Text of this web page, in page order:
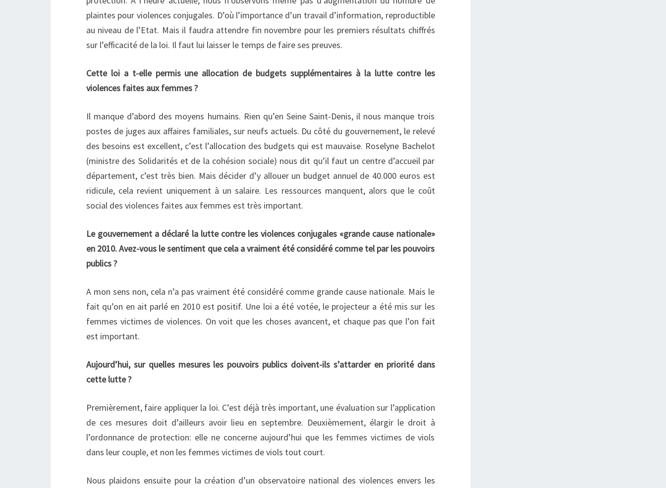
plaintes pour violences conjugales. D’où l’importance d’un travail d’information, reproductible
au niveau de l’Etat. Mais il faudra attendre fin novembre pour les premiers résultats chiffrés
sur l’efficacité de la loi. Il faut lui laisser le temps de faire ses preuves.
Cette loi a t-elle permis une allocation de budgets supplémentaires à la lutte contre les
violences faites aux femmes ?
Il manque d’abord des moyens humains. Rien qu’en Seine Saint-Denis, il nous manque trois
postes de juges aux affaires familiales, sur neufs actuels. Du côté du gouvernement, le relevé
des besoins est excellent, c’est l’allocation des budgets qui est mauvaise. Roselyne Bachelot
(ministre des Solidarités et de la cohésion sociale) nous dit qu’il faut un centre d’accueil par
département, c’est très bien. Mais décider d’y allouer un budget annuel de 40.000 euros est
ridicule, cela revient uniquement à un salaire. Les ressources manquent, alors que le coût
social des violences faites aux femmes est très important.
Le gouvernement a déclaré la lutte contre les violences conjugales «grande cause nationale»
en 2010. Avez-vous le sentiment que cela a vraiment été considéré comme tel par les pouvoirs
publics ?
A mon sens non, cela n’a pas vraiment été considéré comme grande cause nationale. Mais le
fait qu’on en ait parlé en 2010 est positif. Une loi a été votée, le projecteur a été mis sur les
femmes victimes de violences. On voit que les choses avancent, et chaque pas que l’on fait
est important.
Aujourd’hui, sur quelles mesures les pouvoirs publics doivent-ils s’attarder en priorité dans
cette lutte ?
Premièrement, faire appliquer la loi. C’est déjà très important, une évaluation sur l’application
de ces mesures doit d’ailleurs avoir lieu en septembre. Deuxièmement, élargir le droit à
l’ordonnance de protection: elle ne concerne aujourd’hui que les femmes victimes de viols
dans leur couple, et non les femmes victimes de viols tout court.
Nous plaidons ensuite pour la création d’un observatoire national des violences envers les